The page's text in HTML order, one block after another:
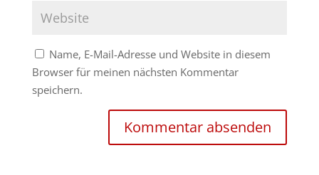
Name, E-Mail-Adresse und Website in diesem
Browser für meinen nächsten Kommentar
speichern.